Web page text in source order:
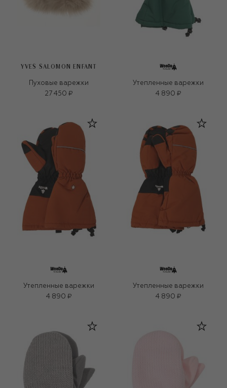
YVES SALOMON ENFANT
Пуховые варежки
27 450 ₽
Утепленные варежки
4 890 ₽
Утепленные варежки
4 890 ₽
Утепленные варежки
4 890 ₽